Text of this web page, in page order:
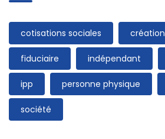
cotisations sociales création
fiduciaire indépendant
ipp personne physique
société